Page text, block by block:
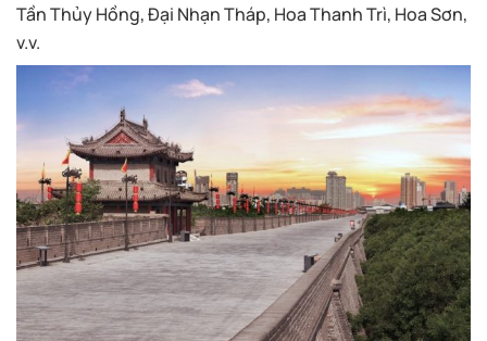
Tần Thủy Hồng, Đại Nhạn Tháp, Hoa Thanh Trì, Hoa Sơn,
v.v.